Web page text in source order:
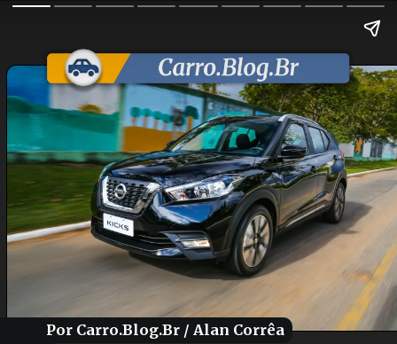
Por Carro.Blog.Br / Alan Corrêa
Por Carro.Blog.Br / Alan Corrêa